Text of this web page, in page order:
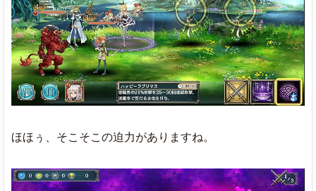
ほほぅ、そこそこの迫力がありますね。